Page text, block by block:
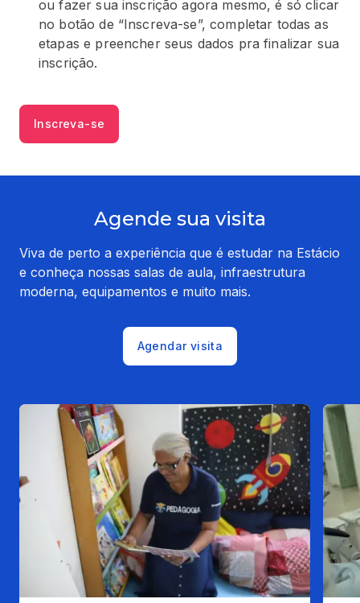
ou fazer sua inscrição agora mesmo, é só clicar
no botão de “Inscreva-se”, completar todas as
etapas e preencher seus dados pra finalizar sua
inscrição.
Inscreva-se
Agende sua visita
Viva de perto a experiência que é estudar na Estácio
e conheça nossas salas de aula, infraestrutura
moderna, equipamentos e muito mais.
Agendar visita